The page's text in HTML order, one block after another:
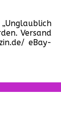
Versand
eBay-